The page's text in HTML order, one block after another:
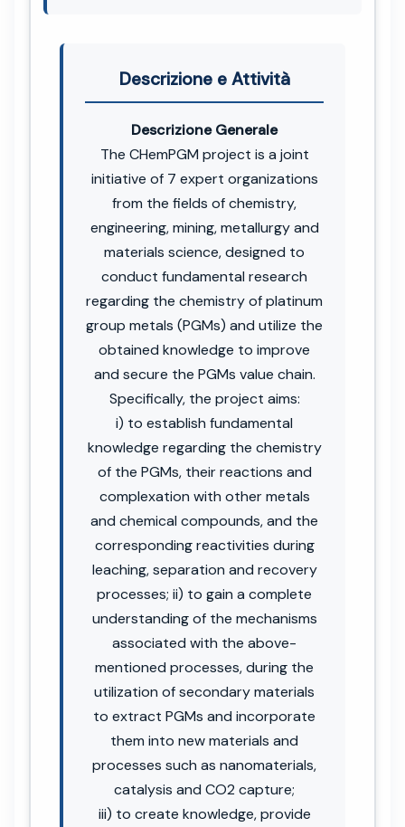
Descrizione e Attività
Descrizione Generale
The CHemPGM project is a joint
initiative of 7 expert organizations
from the fields of chemistry,
engineering, mining, metallurgy and
materials science, designed to
conduct fundamental research
regarding the chemistry of platinum
group metals (PGMs) and utilize the
obtained knowledge to improve
and secure the PGMs value chain.
Specifically, the project aims:
i) to establish fundamental
knowledge regarding the chemistry
of the PGMs, their reactions and
complexation with other metals
and chemical compounds, and the
corresponding reactivities during
leaching, separation and recovery
processes; ii) to gain a complete
understanding of the mechanisms
associated with the above-
mentioned processes, during the
utilization of secondary materials
to extract PGMs and incorporate
them into new materials and
processes such as nanomaterials,
catalysis and CO2 capture;
iii) to create knowledge, provide